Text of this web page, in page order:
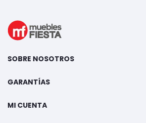
SOBRE NOSOTROS
GARANTÍAS
MI CUENTA